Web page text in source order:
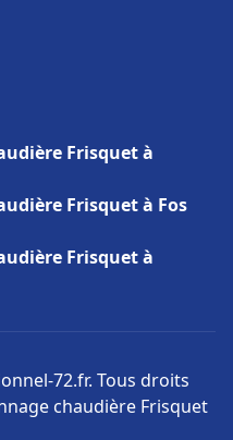
Frisquet à
Frisquet à Fos
Frisquet à
72.fr. Tous droits
chaudière Frisquet